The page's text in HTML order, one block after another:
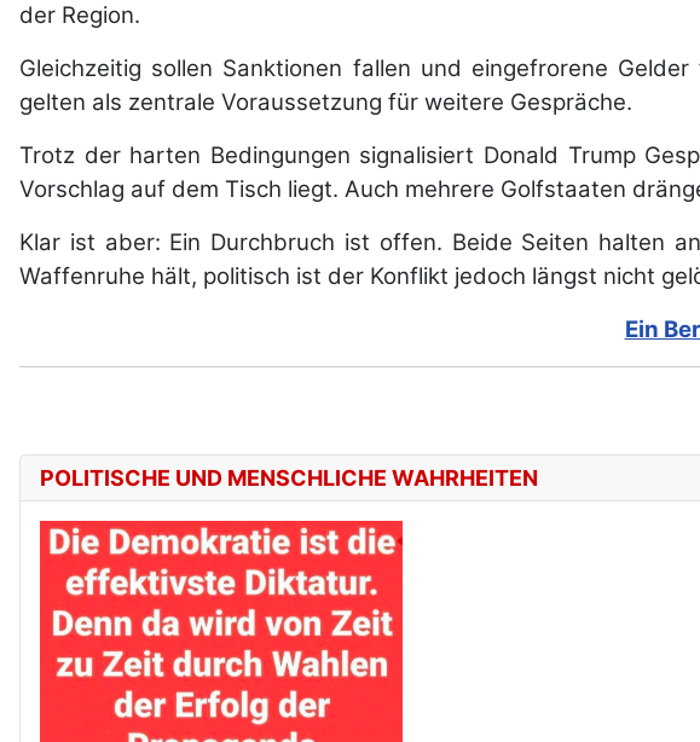
der Region.
Gleichzeitig sollen Sanktionen fallen und eingefrorene
gelten als zentrale Voraussetzung für weitere Gespräche.
Trotz der harten Bedingungen signalisiert Donald Trump
Vorschlag auf dem Tisch liegt. Auch mehrere Golfstaaten
Klar ist aber: Ein Durchbruch ist offen. Beide Seiten halten
Waffenruhe hält, politisch ist der Konflikt jedoch längst nicht
Ein
POLITISCHE UND MENSCHLICHE WAHRHEITEN